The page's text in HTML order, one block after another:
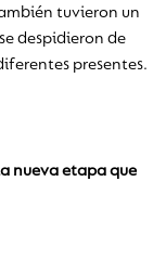
tuvieron un
despidieron de
presentes.
nueva etapa que